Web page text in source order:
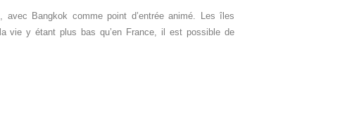
avec Bangkok comme point d’entrée animé. Les îles
vie y étant plus bas qu’en France, il est possible de